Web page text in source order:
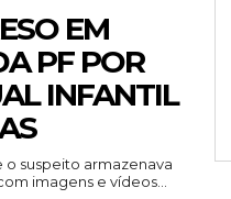
EM
PF POR
INFANTIL
suspeito armazenava
imagens e vídeos...